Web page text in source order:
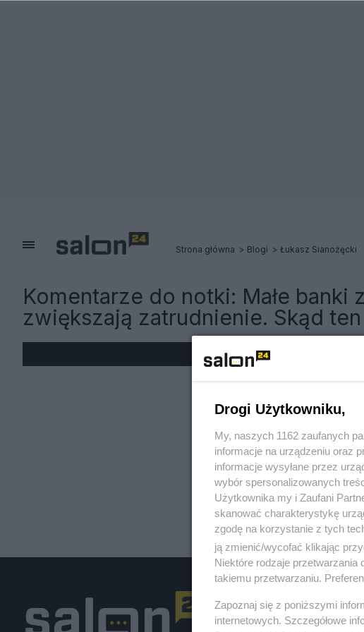
Strona główna Blogi Łukasz Sianożęcki
Komentarze do notki: Małe banki
zwiększają zatrudnienie. Skąd
Polityka
Rosja
Drogi Użytkowniku,
My, naszych 1162 zaufanych
informacje na urządzeniu oraz
informacje wysyłane przez
wybór spersonalizowanych
Użytkownika my i Zaufani
skanować charakterystykę
zgodę na korzystanie z tych
ją zmienić/wycofać klikając
Niektóre rodzaje
takiemu przetwarzaniu.
Zapoznaj się z poniższymi
internetowych. Szczegółowe